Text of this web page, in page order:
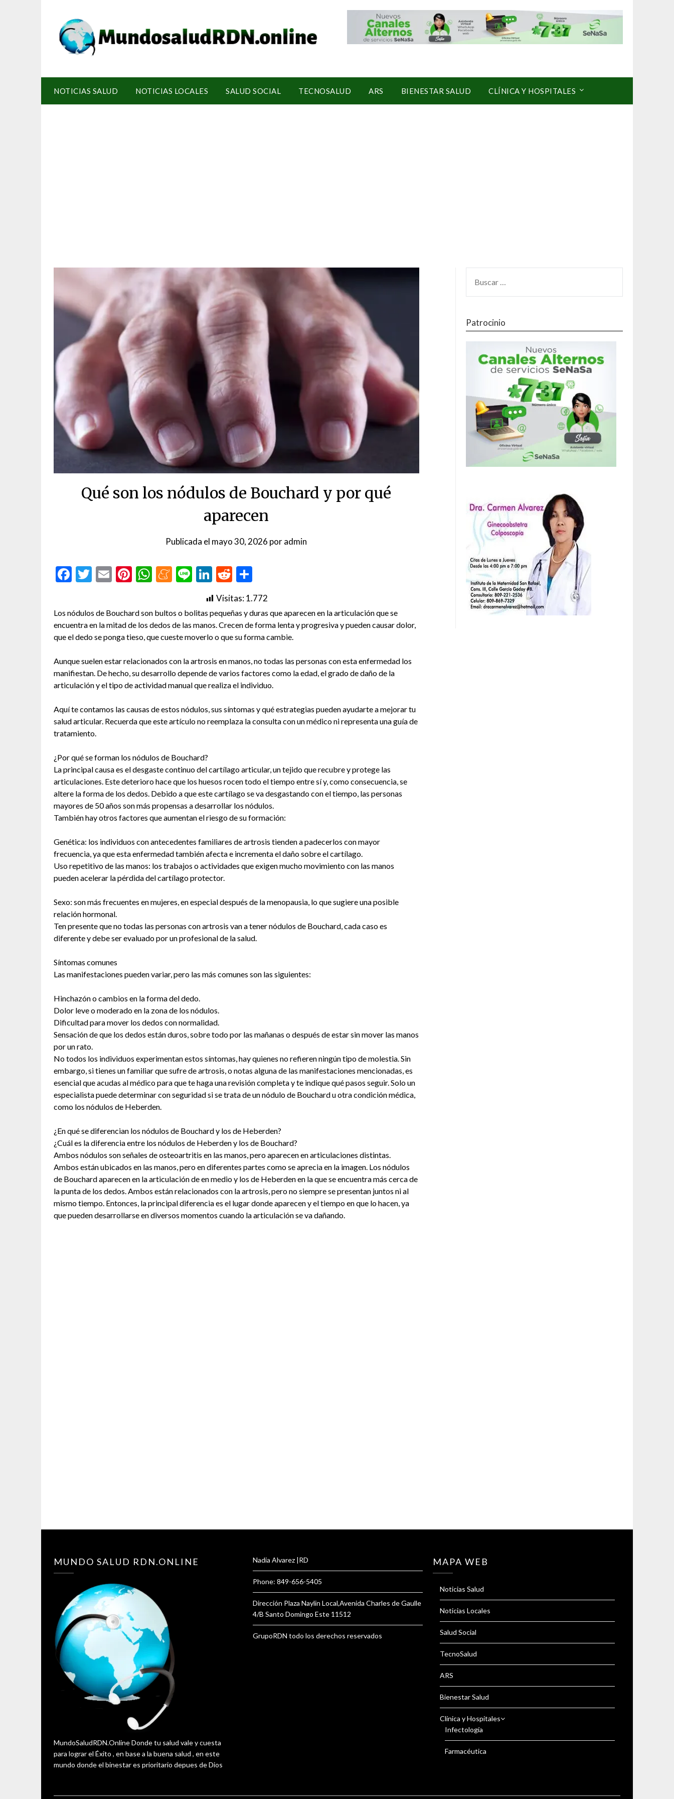
NOTICIAS SALUD NOTICIAS LOCALES SALUD SOCIAL TECNOSALUD ARS BIENESTAR SALUD CLÍNICA Y HOSPITALES
Qué son los nódulos de Bouchard y por qué
aparecen
Publicada el mayo 30, 2026 poradmin
Facebook
Twitter
EmailPinterest
WhatsApp
Meneame
LineLinkedIn
Reddit
Visitas:1.772
Los nódulos de Bouchard son bultos o bolitas pequeñas y duras que aparecen en la articulación que se
encuentra en la mitad de los dedos de las manos. Crecen de forma lenta y progresiva y pueden causar dolor,
que el dedo se ponga tieso, que cueste moverlo o que su forma cambie.
Aunque suelen estar relacionados con la artrosis en manos, no todas las personas con esta enfermedad los
manifiestan. De hecho, su desarrollo depende de varios factores como la edad, el grado de daño de la
articulación y el tipo de actividad manual que realiza el individuo.
Aquí te contamos las causas de estos nódulos, sus síntomas y qué estrategias pueden ayudarte a mejorar tu
salud articular. Recuerda que este artículo no reemplaza la consulta con un médico ni representa una guía de
tratamiento.
¿Por qué se forman los nódulos de Bouchard?
La principal causa es el desgaste continuo del cartílago articular, un tejido que recubre y protege las
articulaciones. Este deterioro hace que los huesos rocen todo el tiempo entre sí y, como consecuencia, se
altere la forma de los dedos. Debido a que este cartílago se va desgastando con el tiempo, las personas
mayores de 50 años son más propensas a desarrollar los nódulos.
También hay otros factores que aumentan el riesgo de su formación:
Genética: los individuos con antecedentes familiares de artrosis tienden a padecerlos con mayor
frecuencia, ya que esta enfermedad también afecta e incrementa el daño sobre el cartílago.
Uso repetitivo de las manos: los trabajos o actividades que exigen mucho movimiento con las manos
pueden acelerar la pérdida del cartílago protector.
Sexo: son más frecuentes en mujeres, en especial después de la menopausia, lo que sugiere una posible
relación hormonal.
Ten presente que no todas las personas con artrosis van a tener nódulos de Bouchard, cada caso es
diferente y debe ser evaluado por un profesional de la salud.
Síntomas comunes
Las manifestaciones pueden variar, pero las más comunes son las siguientes:
Hinchazón o cambios en la forma del dedo.
Dolor leve o moderado en la zona de los nódulos.
Dificultad para mover los dedos con normalidad.
Sensación de que los dedos están duros, sobre todo por las mañanas o después de estar sin mover las manos
por un rato.
No todos los individuos experimentan estos síntomas, hay quienes no refieren ningún tipo de molestia. Sin
embargo, si tienes un familiar que sufre de artrosis, o notas alguna de las manifestaciones mencionadas, es
esencial que acudas al médico para que te haga una revisión completa y te indique qué pasos seguir. Solo un
especialista puede determinar con seguridad si se trata de un nódulo de Bouchard u otra condición médica,
como los nódulos de Heberden.
¿En qué se diferencian los nódulos de Bouchard y los de Heberden?
¿Cuál es la diferencia entre los nódulos de Heberden y los de Bouchard?
Ambos nódulos son señales de osteoartritis en las manos, pero aparecen en articulaciones distintas.
Ambos están ubicados en las manos, pero en diferentes partes como se aprecia en la imagen. Los nódulos
de Bouchard aparecen en la articulación de en medio y los de Heberden en la que se encuentra más cerca de
la punta de los dedos. Ambos están relacionados con la artrosis, pero no siempre se presentan juntos ni al
mismo tiempo. Entonces, la principal diferencia es el lugar donde aparecen y el tiempo en que lo hacen, ya
que pueden desarrollarse en diversos momentos cuando la articulación se va dañando.
Patrocinio
MUNDO SALUD RDN.ONLINE
MundoSaludRDN.Online Donde tu salud vale y cuesta
para lograr el Éxito , en base a la buena salud , en este
mundo donde el binestar es prioritario depues de Dios
Nadia Alvarez |RD
Phone: 849-656-5405
Dirección Plaza Naylin Local,Avenida Charles de Gaulle
4/B Santo Domingo Este 11512
GrupoRDN todo los derechos reservados
MAPA WEB
Noticias Salud
Noticias Locales
Salud Social
TecnoSalud
ARS
Bienestar Salud
Clínica y Hospitales
Infectología
Farmacéutica